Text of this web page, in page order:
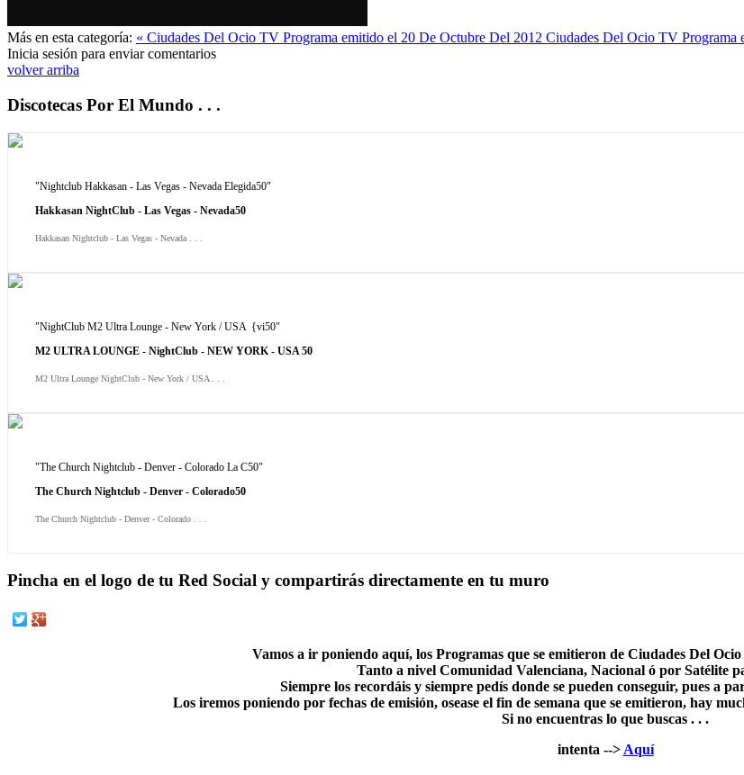
Más en esta categoría: « Ciudades Del Ocio TV Programa emitido el 20 De Octubre Del 2012 Ciudades Del Ocio TV Programa
Inicia sesión para enviar comentarios
volver arriba
Discotecas Por El Mundo . . .
"Nightclub Hakkasan - Las Vegas - Nevada Elegida50"
Hakkasan NightClub - Las Vegas - Nevada50
Hakkasan Nightclub - Las Vegas - Nevada . . .
"NightClub M2 Ultra Lounge - New York / USA {vi50"
M2 ULTRA LOUNGE - NightClub - NEW YORK - USA 50
M2 Ultra Lounge NightClub - New York / USA . . .
"The Church Nightclub - Denver - Colorado La C50"
The Church Nightclub - Denver - Colorado50
The Church Nightclub - Denver - Colorado . . .
Pincha en el logo de tu Red Social y compartirás directamente en tu muro
Vamos a ir poniendo aquí, los Programas que se emitieron de Ciudades Del
Tanto a nivel Comunidad Valenciana, Nacional ó por Satélite
Siempre los recordáis y siempre pedís donde se pueden conseguir, pues a
Los iremos poniendo por fechas de emisión, osease el fin de semana que se emitieron, hay
Si no encuentras lo que buscas . . .
intenta --> Aquí